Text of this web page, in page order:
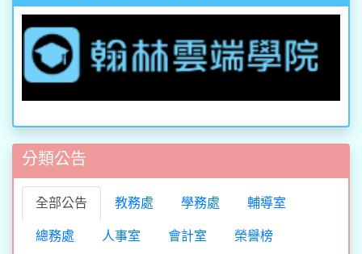
分類公告
全部公告 教務處 學務處 輔導室
總務處 人事室 會計室 榮譽榜